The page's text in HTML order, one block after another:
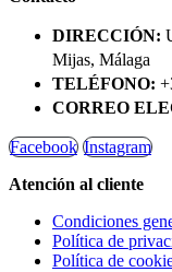
DIRECCIÓN:
Mijas, Málaga
TELÉFONO:
CORREO
Facebook Instagram
Atención al cliente
Condiciones
Política de
Política de